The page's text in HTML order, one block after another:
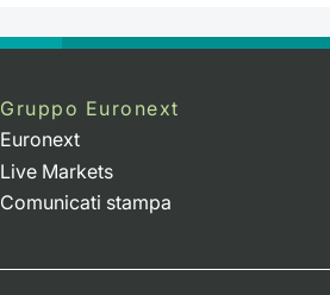
Gruppo Euronext
Euronext
Live Markets
Comunicati stampa